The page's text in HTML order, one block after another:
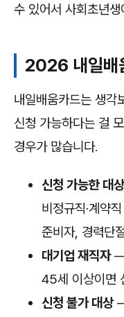
수 있어서 사회초년
2026 내일배
내일배움카드는 생각
신청 가능하다는 걸
경우가 많습니다.
신청 가능한 대상
비정규직·계약
준비자, 경력단
대기업 재직자—
45세 이상이면
신청 불가 대상—